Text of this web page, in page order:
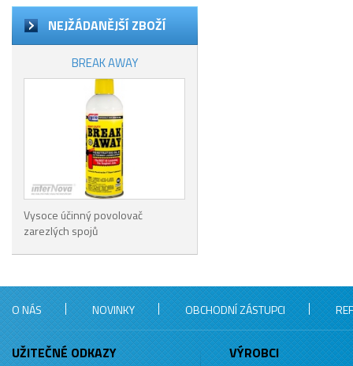
NEJŽÁDANĚJŠÍ ZBOŽÍ
BREAK AWAY
Vysoce účinný povolovač
zarezlých spojů
O NÁS NOVINKY OBCHODNÍ ZÁSTUPCI
UŽITEČNÉ ODKAZY VÝROBCI